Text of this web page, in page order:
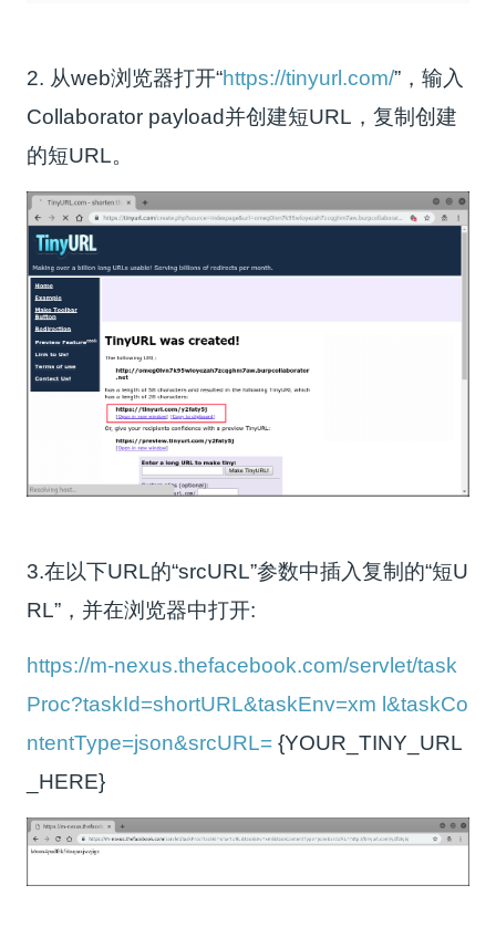
2. 从web浏览器打开“https://tinyurl.com/”，输入
Collaborator payload并创建短URL，复制创建
的短URL。
3.在以下URL的“srcURL”参数中插入复制的“短U
RL”，并在浏览器中打开:
https://m-nexus.thefacebook.com/servlet/task
Proc?taskId=shortURL&taskEnv=xm l&taskCo
ntentType=json&srcURL= {YOUR_TINY_URL
_HERE}